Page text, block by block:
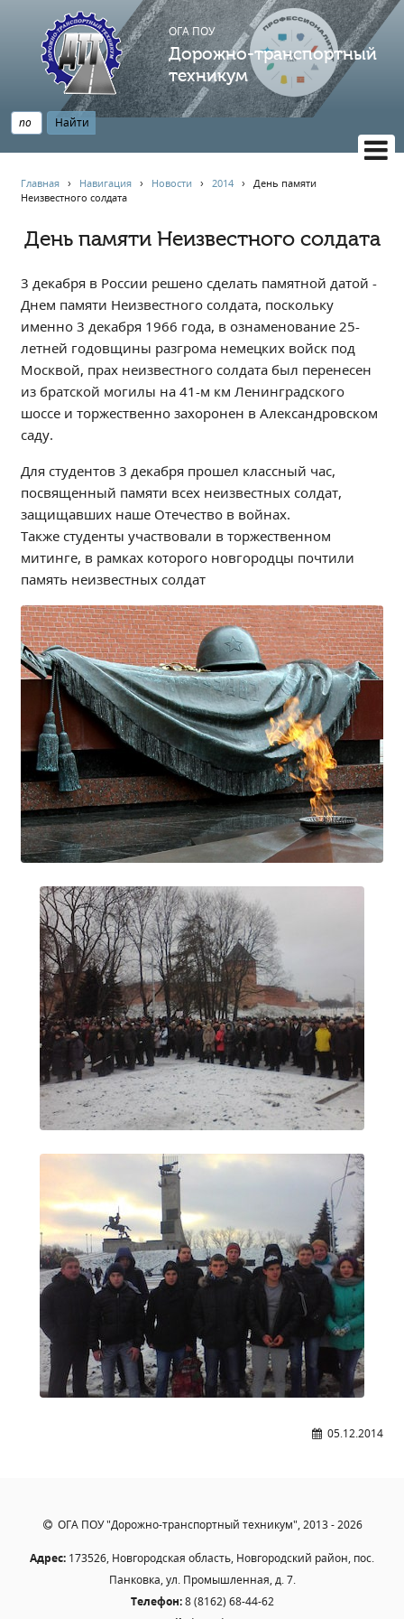
ОГА ПОУ
Дорожно-транспортный
техникум
НАВИГАЦИЯ
Главная
АБИТУРИЕНТУ
Опрос по качеству образования
Новости
Наблюдательный совет
Информация
Независимая оценка качества
Профориентация
Обращения онлайн
Контакты
Региональный центр по профилактике ДДТТ
Учебно-производственный комплекс
Центр карьеры
Противодействие коррупции
Всероссийское чемпионатное движение
Региональная инновационная площадка
СВЕДЕНИЯ ОБ ОБРАЗОВАТЕЛЬНОЙ ОРГАНИЗАЦИИ
Основные сведения
Структура и органы управления образовательной
организацией
Документы
Образование
Образовательные стандарты и требования
Педагогический состав
Материально-техническое обеспечение и
оснащенность образовательного процесса.
Доступная среда
Стипендии и меры поддержки обучающихся
Платные образовательные услуги
Финансово-хозяйственная деятельность
Вакантные места для приёма (перевода)
Международное сотрудничество
Организация питания в образовательной
УЧЕБНАЯ РАБОТА
Расписание занятий
Заочное отделение
Локальные акты
ВОСПИТАТЕЛЬНАЯ РАБОТА
Безопасность на железной дороге
ГТО
Программа воспитания
Противодействие терроризму
Профилактическая работа
Работа педагога-психолога
Главная › Навигация › Новости ›2014 ›День памяти
Неизвестного солдата
День памяти Неизвестного солдата
3 декабря в России решено сделать памятной датой -
Днем памяти Неизвестного солдата, поскольку
именно 3 декабря 1966 года, в ознаменование 25-
летней годовщины разгрома немецких войск под
Москвой, прах неизвестного солдата был перенесен
из братской могилы на 41-м км Ленинградского
шоссе и торжественно захоронен в Александровском
саду.
Для студентов 3 декабря прошел классный час,
посвященный памяти всех неизвестных солдат,
защищавших наше Отечество в войнах.
Также студенты участвовали в торжественном
митинге, в рамках которого новгородцы почтили
память неизвестных солдат
05.12.2014
ОГА ПОУ "Дорожно-транспортный техникум", 2013 - 2026
Адрес: 173526, Новгородская область, Новгородский район, пос.
Панковка, ул. Промышленная, д. 7.
Телефон:8 (8162) 68-44-62